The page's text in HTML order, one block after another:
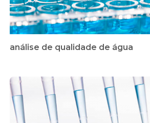
análise de qualidade de água